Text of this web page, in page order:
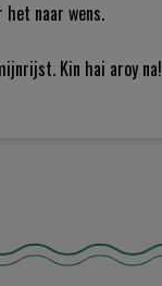
naar wens.
Kin hai aroy na!